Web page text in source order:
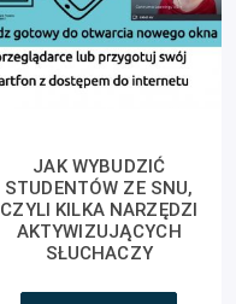
JAK WYBUDZIĆ
STUDENTÓW ZE SNU,
CZYLI KILKA NARZĘDZI
AKTYWIZUJĄCYCH
SŁUCHACZY